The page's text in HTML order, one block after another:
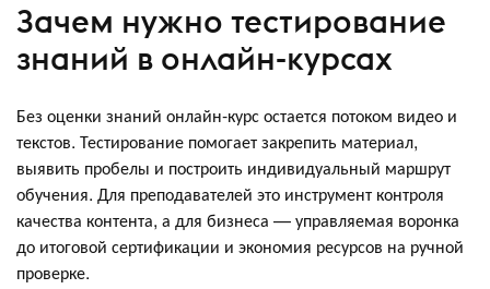
Зачем нужно тестирование
знаний в онлайн-курсах
Без оценки знаний онлайн-курс остается потоком видео и
текстов. Тестирование помогает закрепить материал,
выявить пробелы и построить индивидуальный маршрут
обучения. Для преподавателей это инструмент контроля
качества контента, а для бизнеса — управляемая воронка
до итоговой сертификации и экономия ресурсов на ручной
проверке.